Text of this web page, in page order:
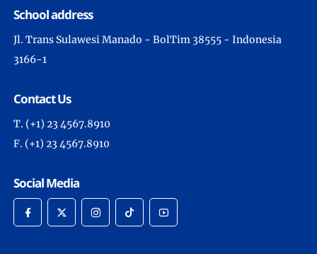
School address
Jl. Trans Sulawesi Manado - BolTim 38555 - Indonesia
3166-1
Contact Us
T. (+1) 23 4567.8910
F. (+1) 23 4567.8910
Social Media